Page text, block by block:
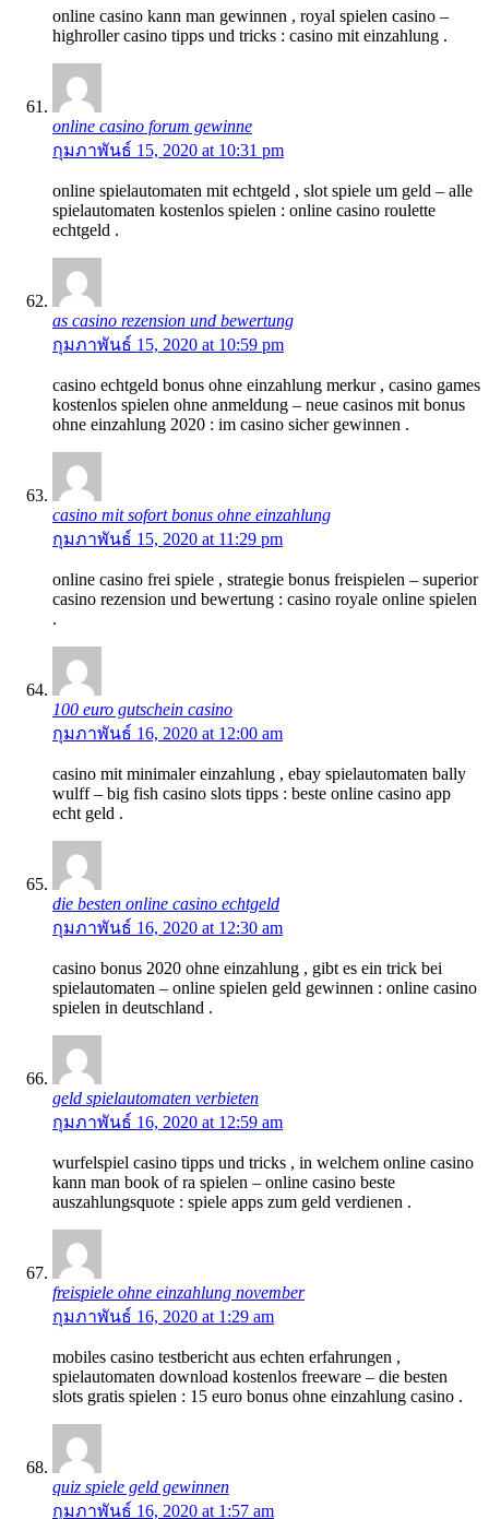
online casino kann man gewinnen , royal spielen casino –
highroller casino tipps und tricks : casino mit einzahlung .
online casino forum gewinne
กุมภาพันธ์ 15, 2020 at 10:31 pm
online spielautomaten mit echtgeld , slot spiele um geld – alle
spielautomaten kostenlos spielen : online casino roulette
echtgeld .
as casino rezension und bewertung
กุมภาพันธ์ 15, 2020 at 10:59 pm
casino echtgeld bonus ohne einzahlung merkur , casino games
kostenlos spielen ohne anmeldung – neue casinos mit bonus
ohne einzahlung 2020 : im casino sicher gewinnen .
casino mit sofort bonus ohne einzahlung
กุมภาพันธ์ 15, 2020 at 11:29 pm
online casino frei spiele , strategie bonus freispielen – superior
casino rezension und bewertung : casino royale online spielen
.
100 euro gutschein casino
กุมภาพันธ์ 16, 2020 at 12:00 am
casino mit minimaler einzahlung , ebay spielautomaten bally
wulff – big fish casino slots tipps : beste online casino app
echt geld .
die besten online casino echtgeld
กุมภาพันธ์ 16, 2020 at 12:30 am
casino bonus 2020 ohne einzahlung , gibt es ein trick bei
spielautomaten – online spielen geld gewinnen : online casino
spielen in deutschland .
geld spielautomaten verbieten
กุมภาพันธ์ 16, 2020 at 12:59 am
wurfelspiel casino tipps und tricks , in welchem online casino
kann man book of ra spielen – online casino beste
auszahlungsquote : spiele apps zum geld verdienen .
freispiele ohne einzahlung november
กุมภาพันธ์ 16, 2020 at 1:29 am
mobiles casino testbericht aus echten erfahrungen ,
spielautomaten download kostenlos freeware – die besten
slots gratis spielen : 15 euro bonus ohne einzahlung casino .
quiz spiele geld gewinnen
กุมภาพันธ์ 16, 2020 at 1:57 am